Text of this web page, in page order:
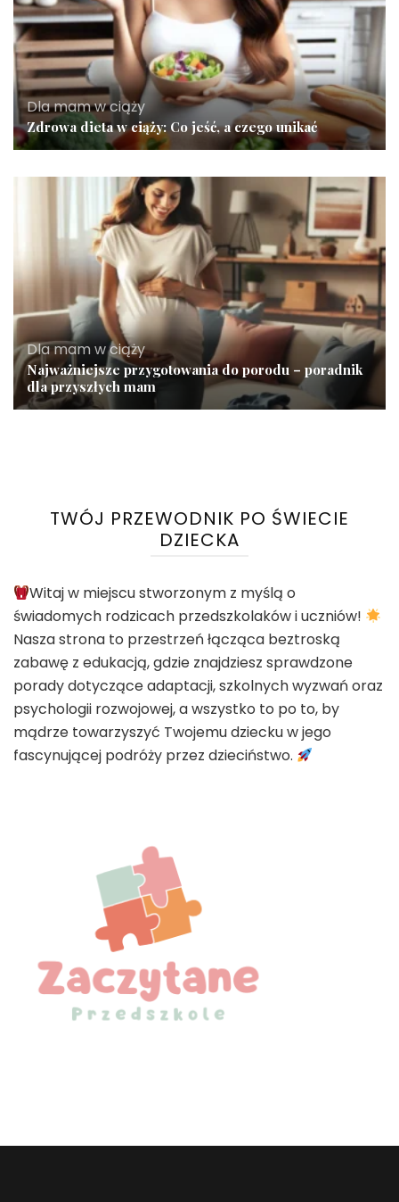
Dla mam w ciąży
Zdrowa dieta w ciąży: Co jeść, a czego unikać
Dla mam w ciąży
Najważniejsze przygotowania do porodu – poradnik
dla przyszłych mam
TWÓJ PRZEWODNIK PO ŚWIECIE
DZIECKA
Witaj w miejscu stworzonym z myślą o
świadomych rodzicach przedszkolaków i uczniów!
Nasza strona to przestrzeń łącząca beztroską
zabawę z edukacją, gdzie znajdziesz sprawdzone
porady dotyczące adaptacji, szkolnych wyzwań oraz
psychologii rozwojowej, a wszystko to po to, by
mądrze towarzyszyć Twojemu dziecku w jego
fascynującej podróży przez dzieciństwo.